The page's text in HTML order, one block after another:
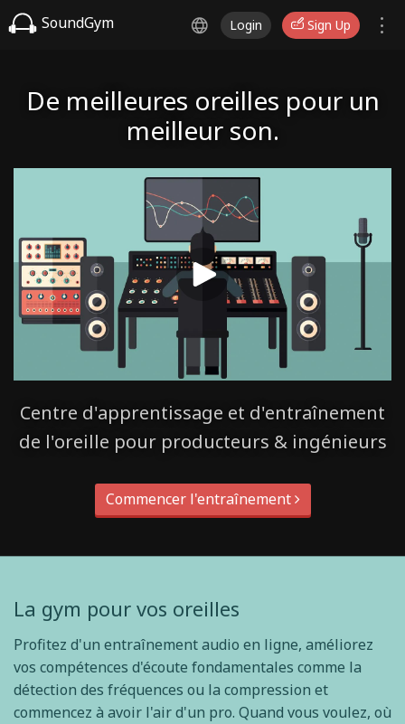
SoundGym Login Sign Up
De meilleures oreilles pour un
meilleur son.
Centre d'apprentissage et d'entraînement
de l'oreille pour producteurs & ingénieurs
Commencer l'entraînement
La gym pour vos oreilles
Profitez d'un entraînement audio en ligne, améliorez
vos compétences d'écoute fondamentales comme la
détection des fréquences ou la compression et
commencez à avoir l'air d'un pro. Quand vous voulez, où